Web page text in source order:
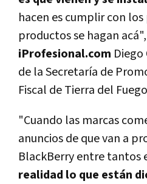
hacen es cumplir con los
productos se hagan
iProfesional.com
de la Secretaría de
Fiscal de Tierra del
"Cuando las marcas
anuncios de que van a
BlackBerry entre tantos
realidad lo que están